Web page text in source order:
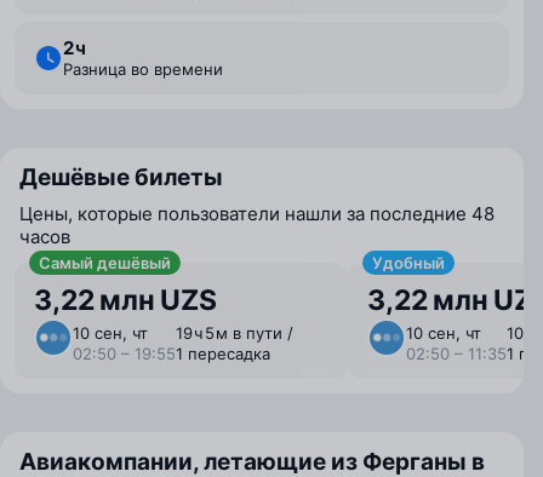
2 ⁠ч
Разница во времени
Дешёвые билеты
Цены, которые пользователи нашли за последние 48
часов
Самый дешёвый
3,22 млн UZS
10 сен, чт
02:50 – 19:55
19 ⁠ч 5 ⁠м в пути /
1 пересадка
Удобный
3,22 млн
10 сен, чт
02:50 – 11:35
10 ⁠ч
1
Авиакомпании, летающие из Ферганы в